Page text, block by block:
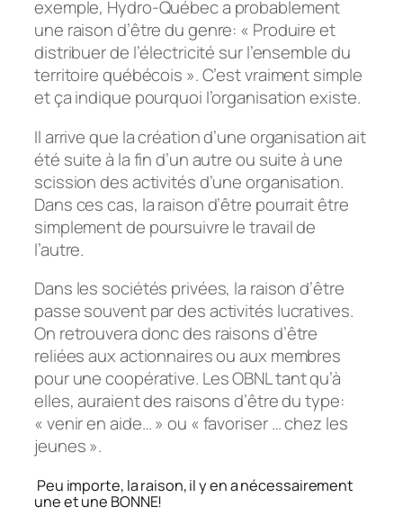
exemple, Hydro-Québec a probablement
une raison d’être du genre: « Produire et
distribuer de l’électricité sur l’ensemble du
territoire québécois ». C’est vraiment simple
et ça indique pourquoi l’organisation existe.
Il arrive que la création d’une organisation ait
été suite à la fin d’un autre ou suite à une
scission des activités d’une organisation.
Dans ces cas, la raison d’être pourrait être
simplement de poursuivre le travail de
l’autre.
Dans les sociétés privées, la raison d’être
passe souvent par des activités lucratives.
On retrouvera donc des raisons d’être
reliées aux actionnaires ou aux membres
pour une coopérative. Les OBNL tant qu’à
elles, auraient des raisons d’être du type:
« venir en aide… » ou « favoriser … chez les
jeunes ».
Peu importe, la raison, il y en a nécessairement
une et une BONNE!